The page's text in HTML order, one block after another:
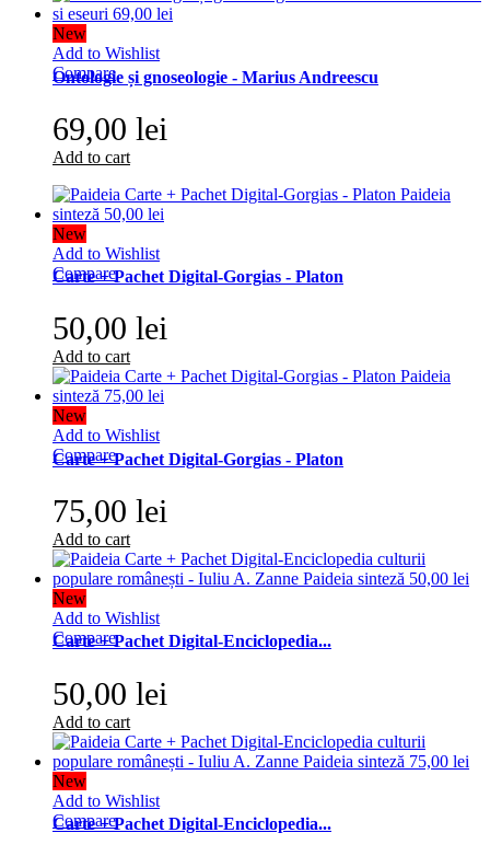
New
Add to Wishlist
Compare
Ontologie și gnoseologie - Marius Andreescu
69,00 lei
Add to cart
New
Add to Wishlist
Compare
Carte + Pachet Digital-Gorgias - Platon
50,00 lei
Add to cart
New
Add to Wishlist
Compare
Carte + Pachet Digital-Gorgias - Platon
75,00 lei
Add to cart
New
Add to Wishlist
Compare
Carte + Pachet Digital-Enciclopedia...
50,00 lei
Add to cart
New
Add to Wishlist
Compare
Carte + Pachet Digital-Enciclopedia...